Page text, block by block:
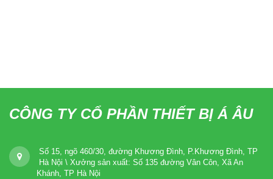
CÔNG TY CỔ PHẦN THIẾT BỊ Á ÂU
Số 15, ngõ 460/30, đường Khương Đình, P.Khương Đình, TP
Hà Nội \ Xưởng sản xuất: Số 135 đường Vân Côn, Xã An
Khánh, TP Hà Nội